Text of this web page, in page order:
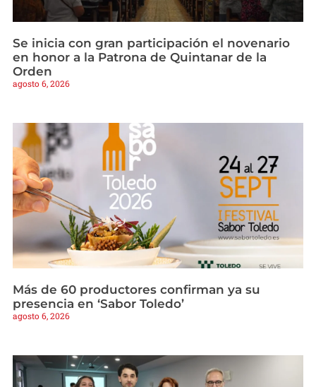
Se inicia con gran participación el novenario
en honor a la Patrona de Quintanar de la
Orden
agosto 6, 2026
Más de 60 productores confirman ya su
presencia en ‘Sabor Toledo’
agosto 6, 2026